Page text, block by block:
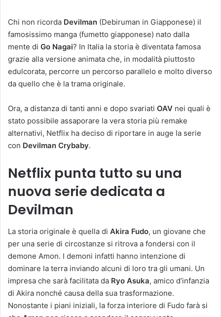
Chi non ricorda Devilman (Debiruman in Giapponese) il
famosissimo manga (fumetto giapponese) nato dalla
mente di Go Nagai? In Italia la storia è diventata famosa
grazie alla versione animata che, in modalità piuttosto
edulcorata, percorre un percorso parallelo e molto diverso
da quello che è la trama originale.
Ora, a distanza di tanti anni e dopo svariati OAV nei quali è
stato possibile assaporare la vera storia più remake
alternativi, Netflix ha deciso di riportare in auge la serie
con Devilman Crybaby.
Netflix punta tutto su una
nuova serie dedicata a
Devilman
La storia originale è quella di Akira Fudo, un giovane che
per una serie di circostanze si ritrova a fondersi con il
demone Amon. I demoni infatti hanno intenzione di
dominare la terra inviando alcuni di loro tra gli umani. Un
impresa che sarà facilitata da Ryo Asuka, amico d’infanzia
di Akira nonché causa della sua trasformazione.
Nonostante i piani iniziali, la forza interiore di Fudo farà si